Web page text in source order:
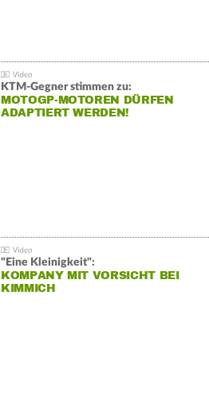
KTM-Gegner stimmen zu:
MOTOGP-MOTOREN DÜRFEN
ADAPTIERT WERDEN!
"Eine Kleinigkeit":
KOMPANY MIT VORSICHT BEI
KIMMICH